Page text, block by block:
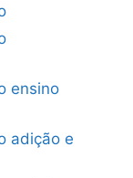
ensino
adição e